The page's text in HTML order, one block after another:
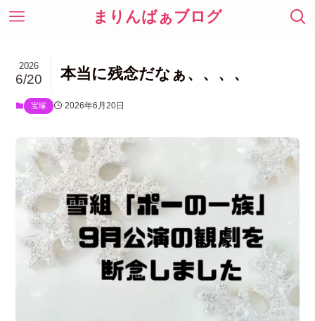
まりんばぁブログ
本当に残念だなぁ、、、、
2026
6/20
宝塚 2026年6月20日